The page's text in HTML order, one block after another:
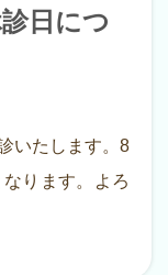
日につ
いたします。8
ります。よろ